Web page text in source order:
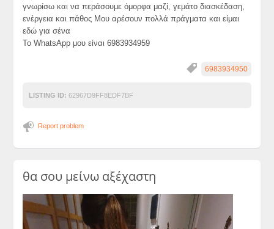
γνωρίσω και να περάσουμε όμορφα μαζί, γεμάτο διασκέδαση,
ενέργεια και πάθος Μου αρέσουν πολλά πράγματα και είμαι
εδώ για σένα
Το WhatsApp μου είναι 6983934959
6983934950
LISTING ID: 62967D9FF8EDF7BF
Report problem
θα σου μείνω αξέχαστη